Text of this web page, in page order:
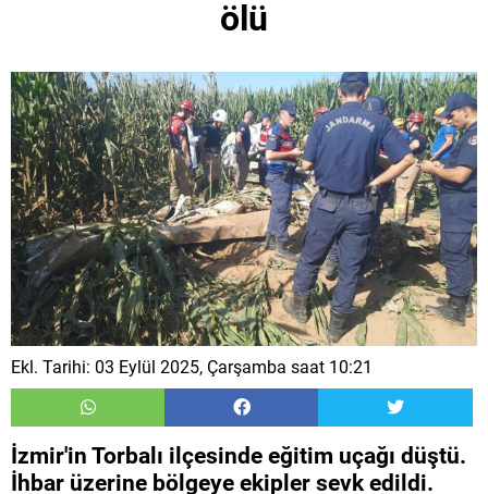
ölü
Ekl. Tarihi: 03 Eylül 2025, Çarşamba saat 10:21
İzmir'in Torbalı ilçesinde eğitim uçağı düştü.
İhbar üzerine bölgeye ekipler sevk edildi.